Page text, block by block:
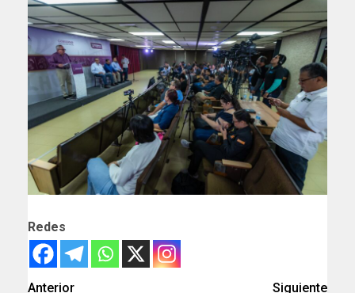
Redes
Anterior
Siguiente